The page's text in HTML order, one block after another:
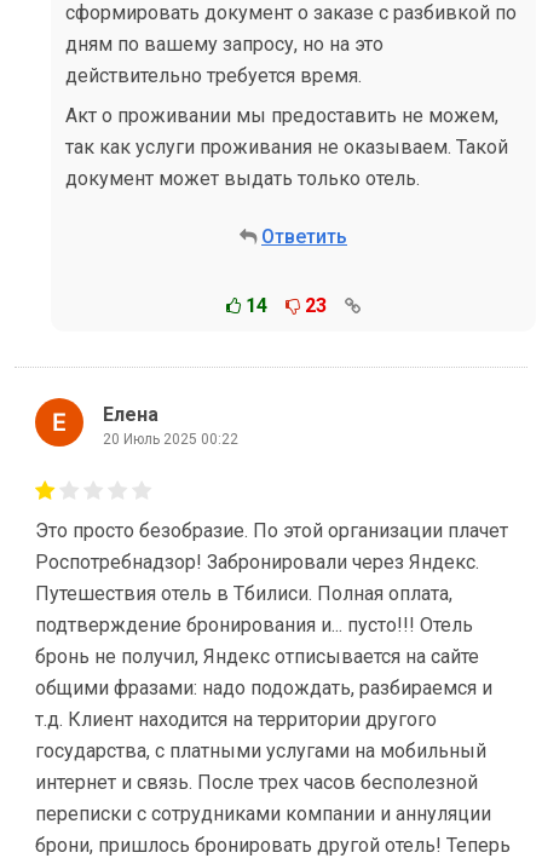
сформировать документ о заказе с разбивкой по
дням по вашему запросу, но на это
действительно требуется время.
Акт о проживании мы предоставить не можем,
так как услуги проживания не оказываем. Такой
документ может выдать только отель.
Ответить
14 23
Елена
20 Июль 2025 00:22
Это просто безобразие. По этой организации плачет
Роспотребнадзор! Забронировали через Яндекс.
Путешествия отель в Тбилиси. Полная оплата,
подтверждение бронирования и... пусто!!! Отель
бронь не получил, Яндекс отписывается на сайте
общими фразами: надо подождать, разбираемся и
т.д. Клиент находится на территории другого
государства, с платными услугами на мобильный
интернет и связь. После трех часов бесполезной
переписки с сотрудниками компании и аннуляции
брони, пришлось бронировать другой отель! Теперь